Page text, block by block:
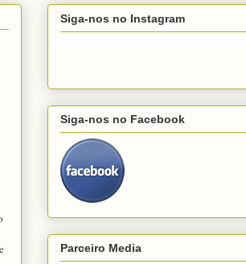
Siga-nos no Instagram
Siga-nos no Facebook
Parceiro Media